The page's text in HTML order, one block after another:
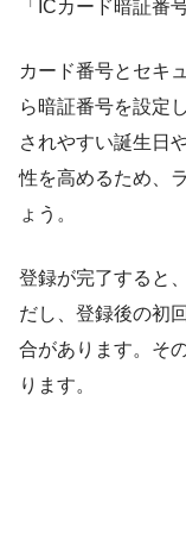
「ICカード暗証番
カード番号とセキ
ら暗証番号を設定
されやすい誕生日
性を高めるため、
ょう。
登録が完了すると
だし、登録後の初
合があります。そ
ります。